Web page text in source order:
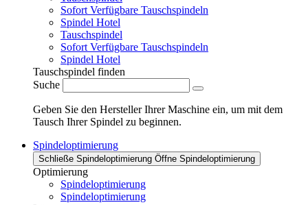
Sofort Verfügbare Tauschspindeln
Spindel Hotel
Tauschspindel
Sofort Verfügbare Tauschspindeln
Spindel Hotel
Tauschspindel finden
Suche
Geben Sie den Hersteller Ihrer Maschine ein, um mit dem
Tausch Ihrer Spindel zu beginnen.
Spindeloptimierung
Schließe Spindeloptimierung Öffne Spindeloptimierung
Optimierung
Spindeloptimierung
Spindeloptimierung